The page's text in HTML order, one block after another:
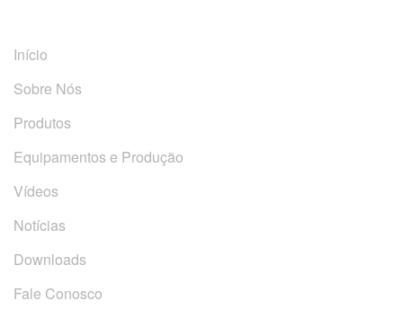
Início
Sobre Nós
Produtos
Equipamentos e Produção
Vídeos
Notícias
Downloads
Fale Conosco